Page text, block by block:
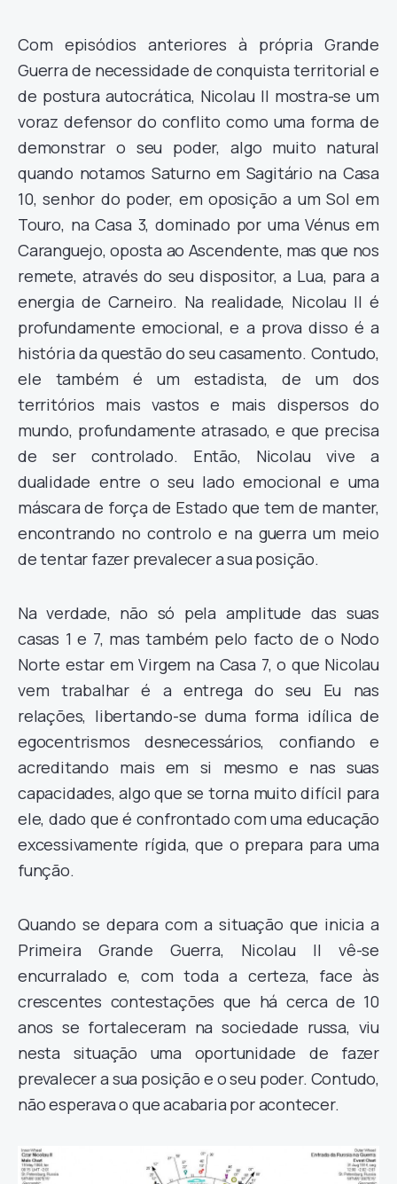
Com episódios anteriores à própria Grande
Guerra de necessidade de conquista territorial e
de postura autocrática, Nicolau II mostra-se um
voraz defensor do conflito como uma forma de
demonstrar o seu poder, algo muito natural
quando notamos Saturno em Sagitário na Casa
10, senhor do poder, em oposição a um Sol em
Touro, na Casa 3, dominado por uma Vénus em
Caranguejo, oposta ao Ascendente, mas que nos
remete, através do seu dispositor, a Lua, para a
energia de Carneiro. Na realidade, Nicolau II é
profundamente emocional, e a prova disso é a
história da questão do seu casamento. Contudo,
ele também é um estadista, de um dos
territórios mais vastos e mais dispersos do
mundo, profundamente atrasado, e que precisa
de ser controlado. Então, Nicolau vive a
dualidade entre o seu lado emocional e uma
máscara de força de Estado que tem de manter,
encontrando no controlo e na guerra um meio
de tentar fazer prevalecer a sua posição.
Na verdade, não só pela amplitude das suas
casas 1 e 7, mas também pelo facto de o Nodo
Norte estar em Virgem na Casa 7, o que Nicolau
vem trabalhar é a entrega do seu Eu nas
relações, libertando-se duma forma idílica de
egocentrismos desnecessários, confiando e
acreditando mais em si mesmo e nas suas
capacidades, algo que se torna muito difícil para
ele, dado que é confrontado com uma educação
excessivamente rígida, que o prepara para uma
função.
Quando se depara com a situação que inicia a
Primeira Grande Guerra, Nicolau II vê-se
encurralado e, com toda a certeza, face às
crescentes contestações que há cerca de 10
anos se fortaleceram na sociedade russa, viu
nesta situação uma oportunidade de fazer
prevalecer a sua posição e o seu poder. Contudo,
não esperava o que acabaria por acontecer.